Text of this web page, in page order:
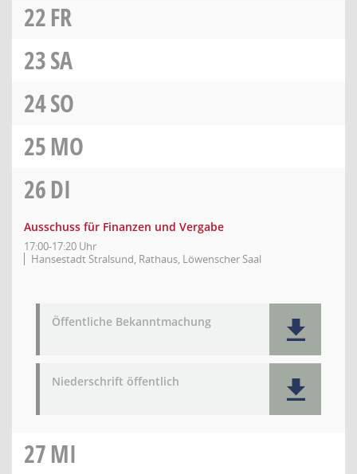
22FR
23SA
24SO
25MO
26DI
Ausschuss für Finanzen und Vergabe
17:00-17:20 Uhr
Hansestadt Stralsund, Rathaus, Löwenscher Saal
Öffentliche Bekanntmachung
Niederschrift öffentlich
27MI